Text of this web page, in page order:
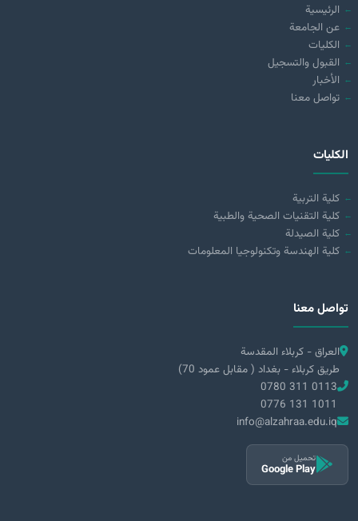
الرئيسية
عن الجامعة
الكليات
القبول والتسجيل
الأخبار
تواصل معنا
الكليات
كلية التربية
كلية التقنيات الصحية والطبية
كلية الصيدلة
كلية الهندسة وتكنولوجيا المعلومات
تواصل معنا
العراق - كربلاء المقدسة
طريق كربلاء - بغداد ( مقابل عمود 70)
0780 311 0113
0776 131 1011
info@alzahraa.edu.iq
تحميل من
Google Play